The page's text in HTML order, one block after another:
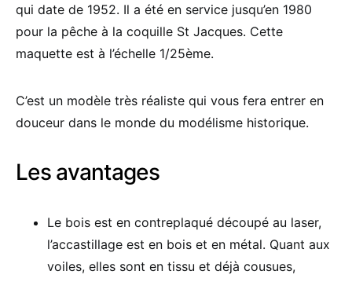
qui date de 1952. Il a été en service jusqu’en 1980
pour la pêche à la coquille St Jacques. Cette
maquette est à l’échelle 1/25ème.
C’est un modèle très réaliste qui vous fera entrer en
douceur dans le monde du modélisme historique.
Les avantages
Le bois est en contreplaqué découpé au laser,
l’accastillage est en bois et en métal. Quant aux
voiles, elles sont en tissu et déjà cousues,